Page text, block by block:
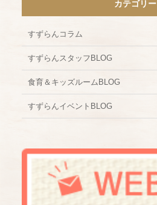
カテゴリー
すずらんコラム
すずらんスタッフBLOG
食育＆キッズルームBLOG
すずらんイベントBLOG